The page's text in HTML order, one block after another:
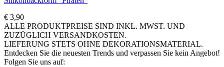
€ 3,90
ALLE PRODUKTPREISE SIND INKL. MWST. UND
ZUZÜGLICH VERSANDKOSTEN.
LIEFERUNG STETS OHNE DEKORATIONSMATERIAL.
Entdecken Sie die neuesten Trends und verpassen Sie kein Angebot!
Folgen Sie uns auf: